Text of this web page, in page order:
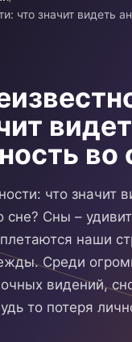
что значит видеть
во
что значит
сне? Сны –
наши
Среди
видений,
то потеря